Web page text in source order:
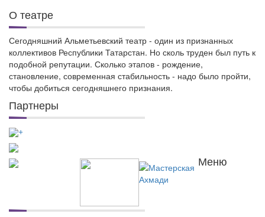
О театре
Сегодняшний Альметьевский театр - один из признанных
коллективов Республики Татарстан. Но сколь труден был путь к
подобной репутации. Сколько этапов - рождение,
становление, современная стабильность - надо было пройти,
чтобы добиться сегодняшнего признания.
Партнеры
+
Меню